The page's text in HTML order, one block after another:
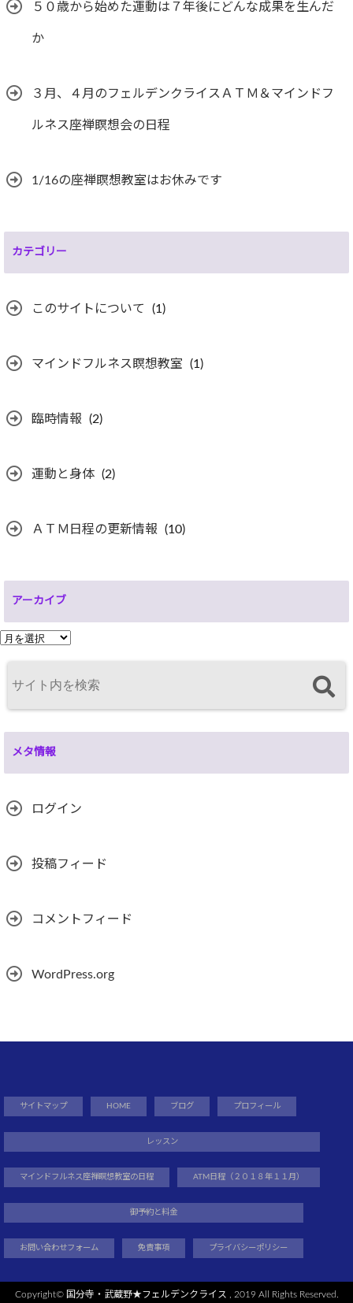
５０歳から始めた運動は７年後にどんな成果を生んだ
か
３月、４月のフェルデンクライスＡＴＭ＆マインドフ
ルネス座禅瞑想会の日程
1/16の座禅瞑想教室はお休みです
カテゴリー
このサイトについて (1)
マインドフルネス瞑想教室 (1)
臨時情報 (2)
運動と身体 (2)
ＡＴＭ日程の更新情報 (10)
アーカイブ
ア
メタ情報
ログイン
投稿フィード
コメントフィード
WordPress.org
サイトマップ HOME ブログ プロフィール
レッスン
マインドフルネス座禅瞑想教室の日程 ATM日程（２０１８年１１月）
御予約と料金
お問い合わせフォーム 免責事項 プライバシーポリシー
Copyright© 国分寺・武蔵野★フェルデンクライス , 2019 All Rights Reserved.